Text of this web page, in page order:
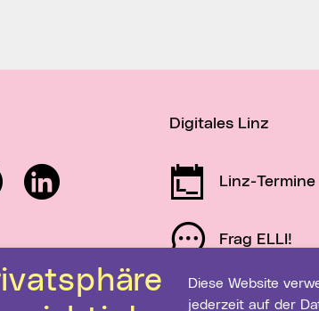
Diese Website verwendet Cookies. Bitte wählen Sie Ihre gewünschten Einstellungen. Diese können Sie
jederzeit auf der
LinkedIn
Digitales Linz
Linz-Termine
Frag ELLI!
Schau auf